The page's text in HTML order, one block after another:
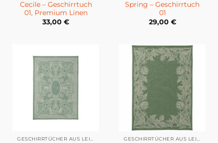
Cecile – Geschirrtuch
01, Premium Linen
33,00 €
Spring – Geschirrtuch
01
29,00 €
GESCHIRRTÜCHER AUS LEINEN GESCHIRRTÜCHER AUS LEINEN